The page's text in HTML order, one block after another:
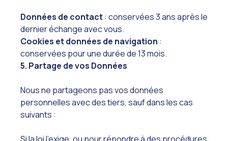
Données de contact: conservées 3 ans après le
dernier échange avec vous.
Cookies et données de navigation :
conservées pour une durée de 13 mois.
5. Partage de vos Données
Nous ne partageons pas vos données
personnelles avec des tiers, sauf dans les cas
suivants :